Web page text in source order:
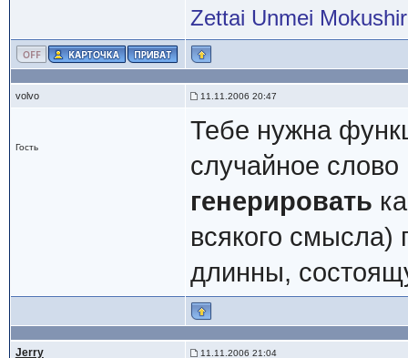
Zettai Unmei
volvo 11.11.2006 20:47
Гость
Тебе нужна
случайное
генерировать
всякого смысла)
длинны,
Jerry 11.11.2006 21:04